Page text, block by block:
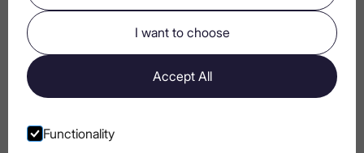
I want to choose
Accept All
Functionality
Міксологія: техніки для домашніх
барменів
Горілка з льодом: мистецтво